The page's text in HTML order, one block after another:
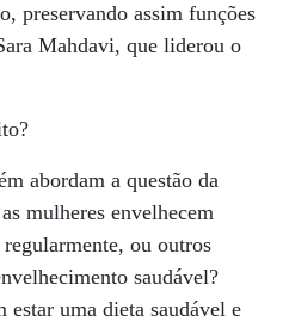
preservando assim funções
Mahdavi, que liderou o
abordam a questão da
mulheres envelhecem
ou outros
saudável?
estar uma dieta saudável e